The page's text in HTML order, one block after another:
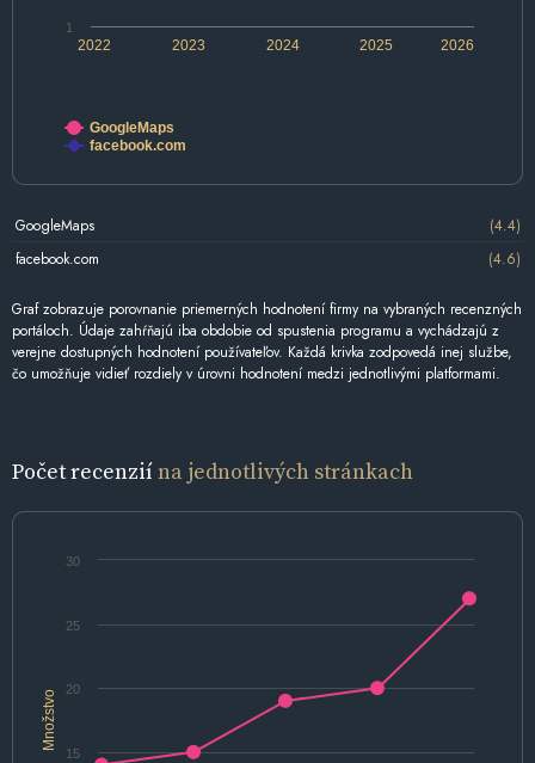
2022 2024 2026
2023 2025
1
GoogleMaps
facebook.com
GoogleMaps
(4.4)
facebook.com
(4.6)
Graf zobrazuje porovnanie priemerných hodnotení firmy na vybraných recenzných
portáloch. Údaje zahŕňajú iba obdobie od spustenia programu a vychádzajú z
verejne dostupných hodnotení používateľov. Každá krivka zodpovedá inej službe,
čo umožňuje vidieť rozdiely v úrovni hodnotení medzi jednotlivými platformami.
Počet recenziína jednotlivých stránkach
Množstvo
15
20
25
30